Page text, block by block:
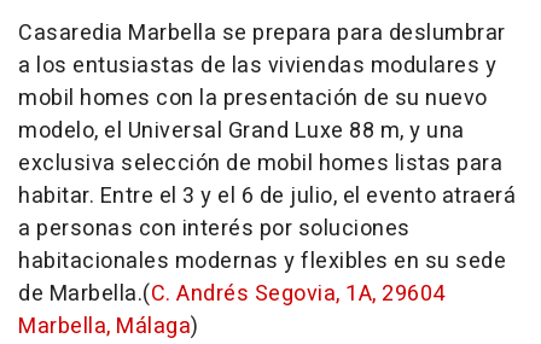
Casaredia Marbella se prepara para deslumbrar
a los entusiastas de las viviendas modulares y
mobil homes con la presentación de su nuevo
modelo, el Universal Grand Luxe 88 m, y una
exclusiva selección de mobil homes listas para
habitar. Entre el 3 y el 6 de julio, el evento atraerá
a personas con interés por soluciones
habitacionales modernas y flexibles en su sede
de Marbella.(C. Andrés Segovia, 1A, 29604
Marbella, Málaga)